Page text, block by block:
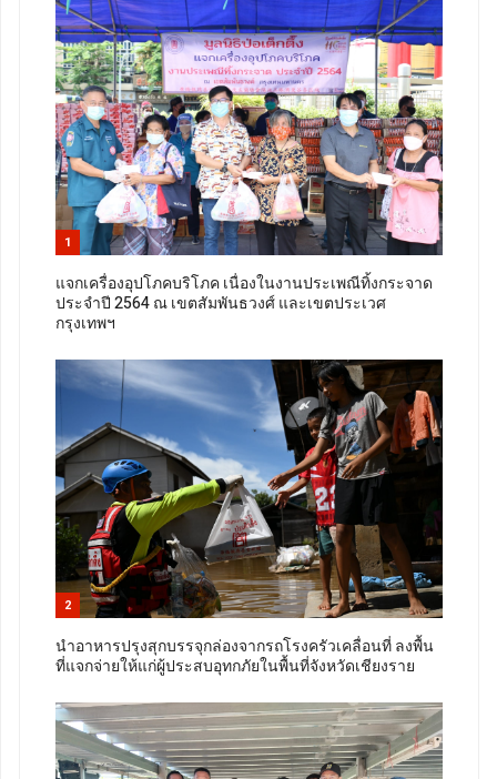
1
แจกเครื่องอุปโภคบริโภค เนื่องในงานประเพณีทิ้งกระจาด
ประจำปี 2564 ณ เขตสัมพันธวงศ์ และเขตประเวศ
กรุงเทพฯ
2
นำอาหารปรุงสุกบรรจุกล่องจากรถโรงครัวเคลื่อนที่ ลงพื้น
ที่แจกจ่ายให้แก่ผู้ประสบอุทกภัยในพื้นที่จังหวัดเชียงราย